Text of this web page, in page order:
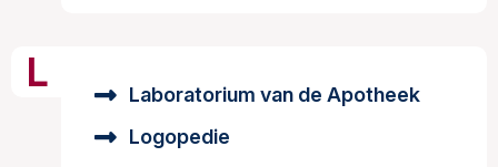
L
Laboratorium van de Apotheek
Logopedie